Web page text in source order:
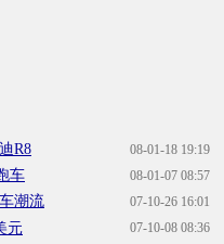
08-01-18 19:19
R8
08-01-07 08:57
车
07-10-26 16:01
潮流
07-10-08 08:36
元